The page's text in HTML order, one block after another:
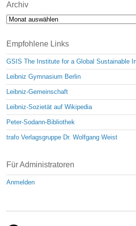
Archiv
Archiv
Empfohlene Links
GSIS The Institute for a Global Sustainable
Leibniz Gymnasium Berlin
Leibniz-Gemeinschaft
Leibniz-Sozietät auf Wikipedia
Peter-Sodann-Bibliothek
trafo Verlagsgruppe Dr. Wolfgang Weist
Für Administratoren
Anmelden